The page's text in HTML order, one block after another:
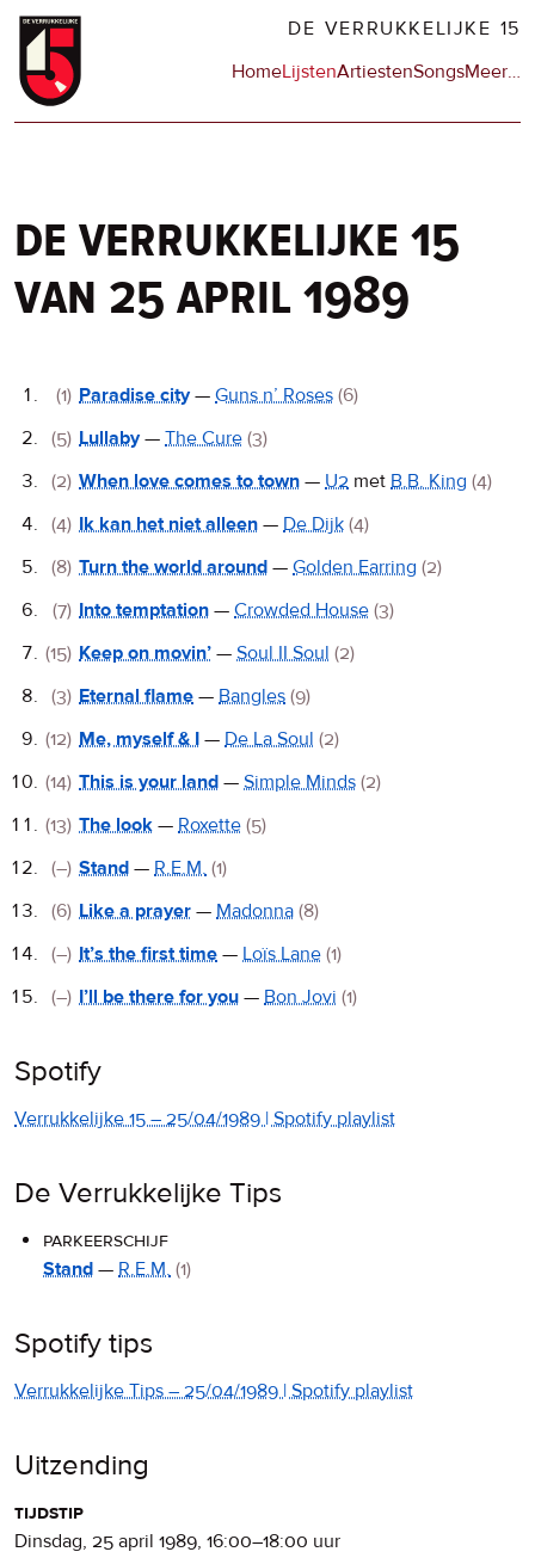
Overslaan
naar
DE VERRUKKELIJKE 15
Hoofdnavigatie
HomeLijstenArtiestenSongsMeerop
…
de verrukkelijke 15
van 25 april 1989
De
Verrukkelijke
15
(1) Paradise city— Guns n’ Roses (6)
(5) Lullaby— The Cure (3)
(2) When love comes to town — U2 met B.B. King (4)
(4) Ik kan het niet alleen — De Dijk (4)
(8) Turn the world around — Golden Earring (2)
(7) Into temptation — Crowded House (3)
(15) Keep on movin’ — Soul II Soul (2)
(3) Eternal flame — Bangles (9)
(12) Me, myself & I — De La Soul (2)
(14) This is your land — Simple Minds (2)
(13) The look — Roxette (5)
(–) Stand — R.E.M. (1)
(6) Like a prayer — Madonna (8)
(–) It’s the first time — Loïs Lane (1)
(–) I’ll be there for you — Bon Jovi (1)
Spotify
Verrukkelijke 15 – 25/04/1989 | Spotify playlist
De Verrukkelijke Tips
parkeerschijf
Stand — R.E.M. (1)
Spotify tips
Verrukkelijke Tips – 25/04/1989 | Spotify playlist
Uitzending
tijdstip
dinsdag, 25 april 1989, 16:00–18:00 uur